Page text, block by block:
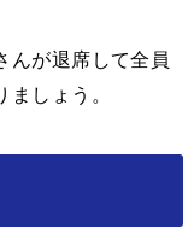
んが退席して全員
しょう。